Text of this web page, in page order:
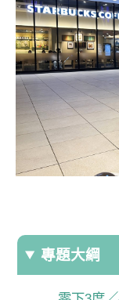
專題大綱